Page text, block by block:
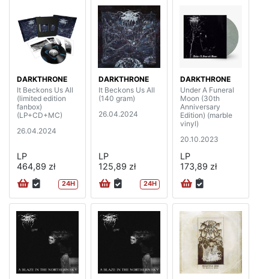
DARKTHRONE
It Beckons Us All
(limited edition
fanbox)
(LP+CD+MC)
26.04.2024
LP
464,89 zł
24H
DARKTHRONE
It Beckons Us All
(140 gram)
26.04.2024
LP
125,89 zł
24H
DARKTHRONE
Under A Funeral
Moon (30th
Anniversary
Edition) (marble
vinyl)
20.10.2023
LP
173,89 zł